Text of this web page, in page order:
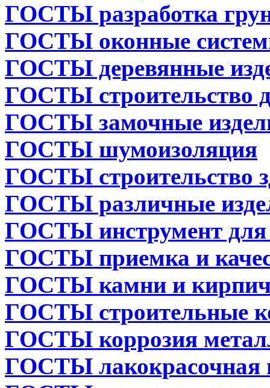
ГОСТЫ разработка
ГОСТЫ оконные
ГОСТЫ деревянные
ГОСТЫ строительство
ГОСТЫ замочные
ГОСТЫ шумоизоляция
ГОСТЫ строительство
ГОСТЫ различные
ГОСТЫ инструмент для
ГОСТЫ приемка и
ГОСТЫ камни и
ГОСТЫ строительные
ГОСТЫ коррозия
ГОСТЫ лакокрасочная